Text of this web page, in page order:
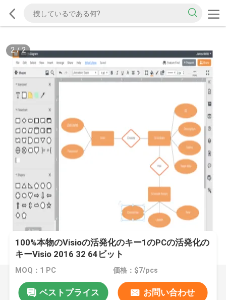
2/2
100%本物のVisioの活発化のキー1のPCの活発化の
キーVisio 2016 32 64ビット
MOQ：1 PC 価格：$7/pcs
ベストプライス お問い合わせ